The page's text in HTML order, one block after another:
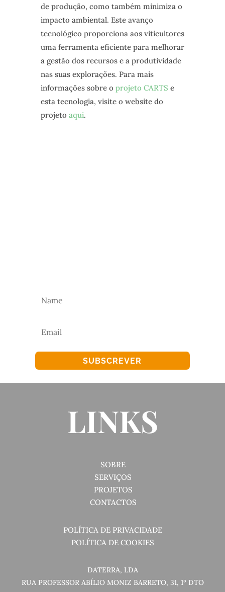
de produção, como também minimiza o
impacto ambiental. Este avanço
tecnológico proporciona aos viticultores
uma ferramenta eficiente para melhorar
a gestão dos recursos e a produtividade
nas suas explorações. Para mais
informações sobre o projeto CARTS e
esta tecnologia, visite o website do
projeto aqui.
SUBSCREVER
LINKS
SOBRE
SERVIÇOS
PROJETOS
CONTACTOS
POLÍTICA DE PRIVACIDADE
POLÍTICA DE COOKIES
DATERRA, LDA
RUA PROFESSOR ABÍLIO MONIZ BARRETO, 31, 1º DTO